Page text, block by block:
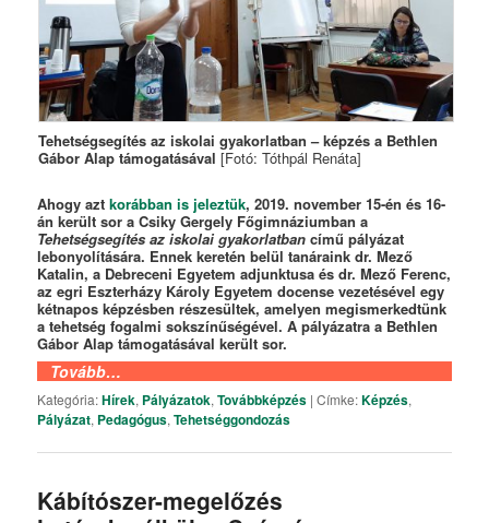
Tehetségsegítés az iskolai gyakorlatban – képzés a Bethlen
Gábor Alap támogatásával [Fotó: Tóthpál Renáta]
Ahogy aztkorábban is jeleztük, 2019. november 15-én és 16-
án került sor a Csiky Gergely Főgimnáziumban a
Tehetségsegítés az iskolai gyakorlatban című pályázat
lebonyolítására. Ennek keretén belül tanáraink dr. Mező
Katalin, a Debreceni Egyetem adjunktusa és dr. Mező Ferenc,
az egri Eszterházy Károly Egyetem docense vezetésével egy
kétnapos képzésben részesültek, amelyen megismerkedtünk
a tehetség fogalmi sokszínűségével. A pályázatra a Bethlen
Gábor Alap támogatásával került sor.
Tovább…
Kategória:Hírek, Pályázatok,Továbbképzés |Címke:Képzés,
Pályázat, Pedagógus,Tehetséggondozás
Kábítószer-megelőzés